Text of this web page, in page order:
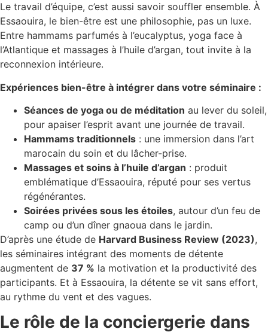
Le travail d’équipe, c’est aussi savoir souffler ensemble. À
Essaouira, le bien-être est une philosophie, pas un luxe.
Entre hammams parfumés à l’eucalyptus, yoga face à
l’Atlantique et massages à l’huile d’argan, tout invite à la
reconnexion intérieure.
Expériences bien-être à intégrer dans votre séminaire :
Séances de yoga ou de méditation au lever du soleil,
pour apaiser l’esprit avant une journée de travail.
Hammams traditionnels : une immersion dans l’art
marocain du soin et du lâcher-prise.
Massages et soins à l’huile d’argan : produit
emblématique d’Essaouira, réputé pour ses vertus
régénérantes.
Soirées privées sous les étoiles, autour d’un feu de
camp ou d’un dîner gnaoua dans le jardin.
D’après une étude de Harvard Business Review (2023),
les séminaires intégrant des moments de détente
augmentent de 37 % la motivation et la productivité des
participants. Et à Essaouira, la détente se vit sans effort,
au rythme du vent et des vagues.
Le rôle de la conciergerie dans